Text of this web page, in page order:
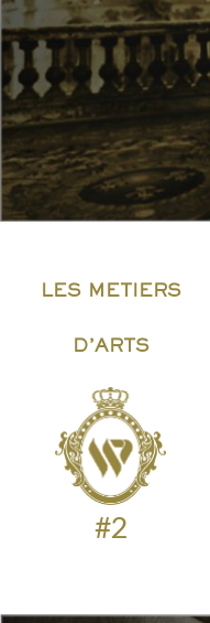
LES METIERS
D’ARTS
#2